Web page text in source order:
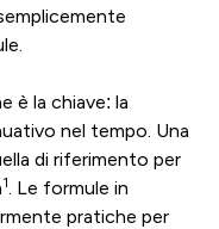
è la chiave: la
nel tempo. Una
di riferimento per
1
. Le formule in
pratiche per